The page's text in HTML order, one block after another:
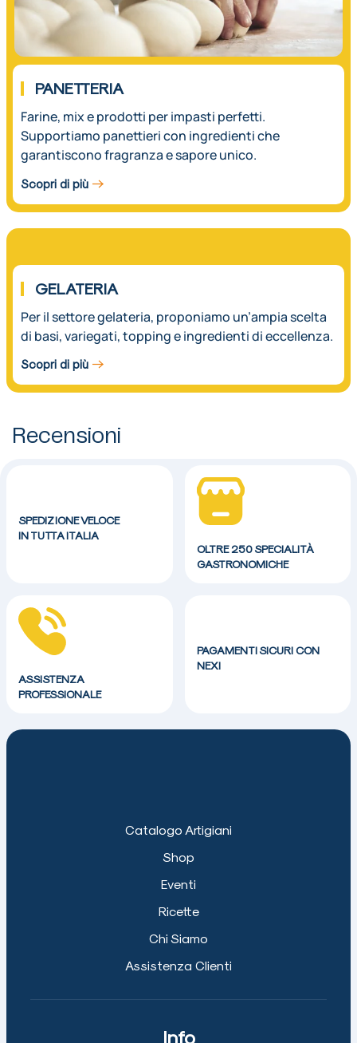
PANETTERIA
Farine, mix e prodotti per impasti perfetti.
Supportiamo panettieri con ingredienti che
garantiscono fragranza e sapore unico.
Scopri di più
03.
GELATERIA
Per il settore gelateria, proponiamo un’ampia scelta
di basi, variegati, topping e ingredienti di eccellenza.
Scopri di più
Recensioni
SPEDIZIONE VELOCE
IN TUTTA ITALIA
OLTRE 250 SPECIALITÀ
GASTRONOMICHE
ASSISTENZA
PROFESSIONALE
PAGAMENTI SICURI CON
NEXI
Catalogo Artigiani
Shop
Eventi
Ricette
Chi Siamo
Assistenza Clienti
Info